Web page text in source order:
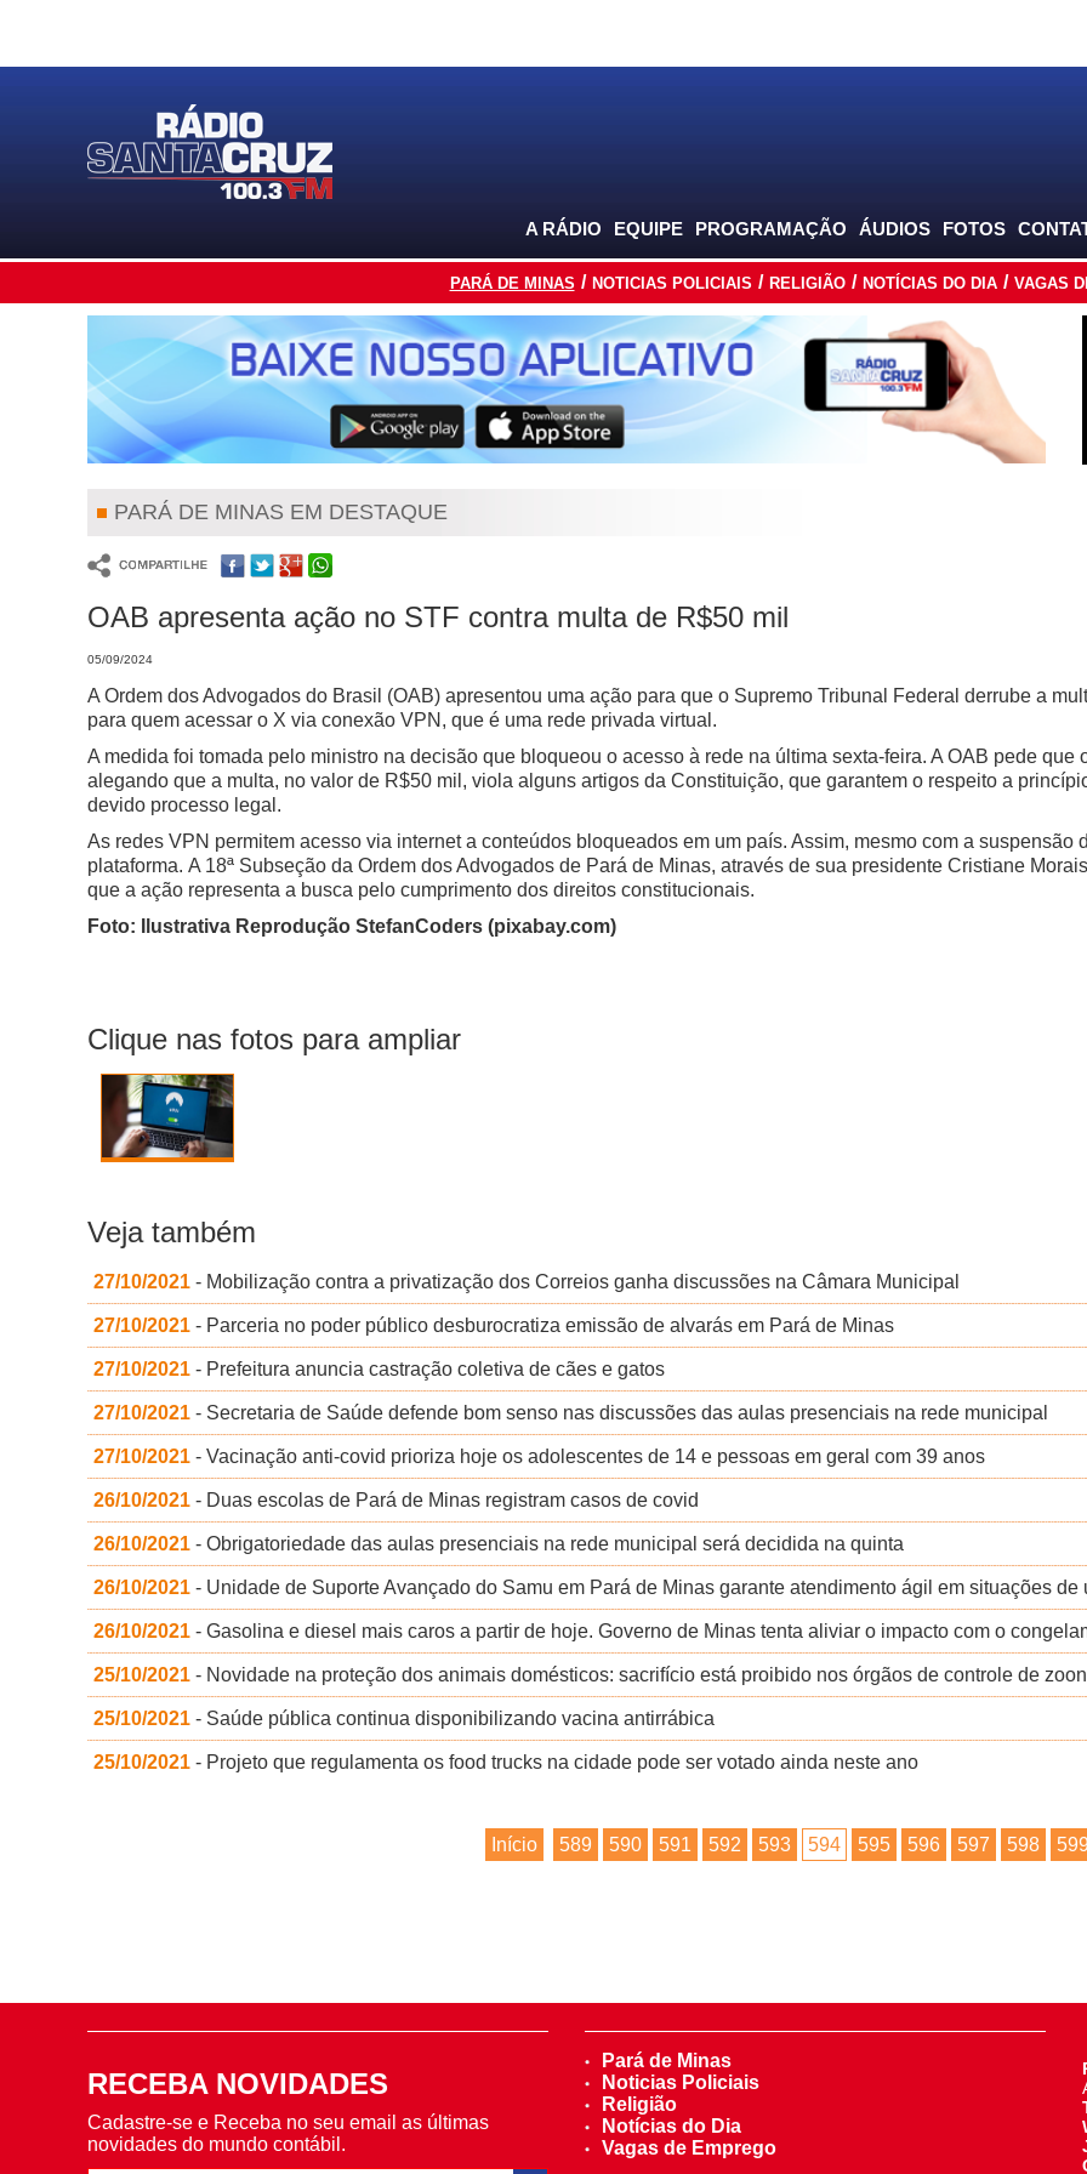
A RÁDIO EQUIPE PROGRAMAÇÃO ÁUDIOS FOTOS
PARÁ DE MINAS NOTICIAS POLICIAIS RELIGIÃO NOTÍCIAS DO DIA VAGAS
PARÁ DE MINAS EM DESTAQUE
OAB apresenta ação no STF contra multa de R$50 mil
05/09/2024
A Ordem dos Advogados do Brasil (OAB) apresentou uma ação para que o Supremo Tribunal Federal derrube a
para quem acessar o X via conexão VPN, que é uma rede privada virtual.
A medida foi tomada pelo ministro na decisão que bloqueou o acesso à rede na última sexta-feira. A OAB pede
alegando que a multa, no valor de R$50 mil, viola alguns artigos da Constituição, que garantem o respeito a
devido processo legal.
As redes VPN permitem acesso via internet a conteúdos bloqueados em um país. Assim, mesmo com a suspensão
plataforma. A 18ª Subseção da Ordem dos Advogados de Pará de Minas, através de sua presidente Cristiane
que a ação representa a busca pelo cumprimento dos direitos constitucionais.
Foto: Ilustrativa Reprodução StefanCoders (pixabay.com)
Clique nas fotos para ampliar
Veja também
27/10/2021 - Mobilização contra a privatização dos Correios ganha discussões na Câmara Municipal
27/10/2021 - Parceria no poder público desburocratiza emissão de alvarás em Pará de Minas
27/10/2021 - Prefeitura anuncia castração coletiva de cães e gatos
27/10/2021 - Secretaria de Saúde defende bom senso nas discussões das aulas presenciais na rede municipal
27/10/2021 - Vacinação anti-covid prioriza hoje os adolescentes de 14 e pessoas em geral com 39 anos
26/10/2021 - Duas escolas de Pará de Minas registram casos de covid
26/10/2021 - Obrigatoriedade das aulas presenciais na rede municipal será decidida na quinta
26/10/2021 - Unidade de Suporte Avançado do Samu em Pará de Minas garante atendimento ágil em situações de
26/10/2021 - Gasolina e diesel mais caros a partir de hoje. Governo de Minas tenta aliviar o impacto com o
25/10/2021 - Novidade na proteção dos animais domésticos: sacrifício está proibido nos órgãos de controle de
25/10/2021 - Saúde pública continua disponibilizando vacina antirrábica
25/10/2021 - Projeto que regulamenta os food trucks na cidade pode ser votado ainda neste ano
Início 589 590 591 592 593 594 595 596 597 598
RECEBA NOVIDADES
Cadastre-se e Receba no seu email as últimas
novidades do mundo contábil.
Pará de Minas
Noticias Policiais
Religião
Notícias do Dia
Vagas de Emprego